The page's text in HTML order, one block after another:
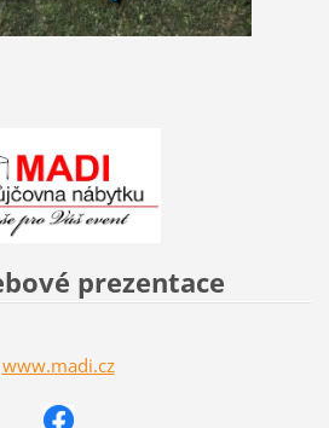
prezentace
www.madi.cz